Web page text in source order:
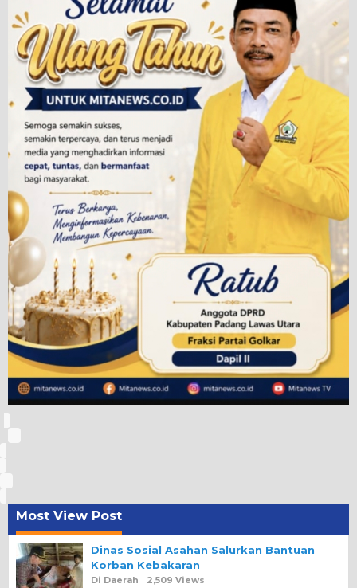
Most View Post
Dinas Sosial Asahan Salurkan Bantuan
Korban Kebakaran
Di Daerah 2,509 Views